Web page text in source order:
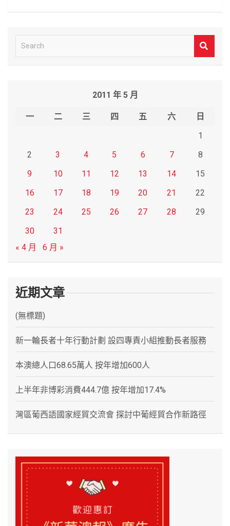
e
2011 年 5 月
一 二 三 四 五 六
日
1
2
3 4 5 6 7
8
9
10 11 12 13 14
15
16
17 18 19 20 21
22
23
24 25 26 27 28
29
30
31
« 4 月
6 月 »
近期文章
(無標題)
新一輪長者十年行動計劃 設四專責小組推動長者服務
本澳總人口68.65萬人 按年增加600人
上半年非博彩消費444.7億 按年增加17.4%
灣區葡西語國家經貿交流會 探討中葡經貿合作新路徑